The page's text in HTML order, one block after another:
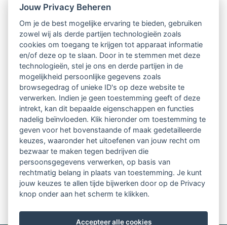
Nieuwsbrief
Ontvang 10 x per jaar de LVSC-
relatienieuwsbrief met o.a.:
vrij toegankelijke TsvB-artikelen
nieuws op het vlak van professioneel
begeleiden
informatie over LVSC-activiteiten
Aanmelden nieuwsbrief
Jouw Privacy Beheren
Om je de best mogelijke ervaring te bieden, gebruiken
zowel wij als derde partijen technologieën zoals
cookies om toegang te krijgen tot apparaat informatie
en/of deze op te slaan. Door in te stemmen met deze
technologieën, stel je ons en derde partijen in de
mogelijkheid persoonlijke gegevens zoals
browsegedrag of unieke ID's op deze website te
verwerken. Indien je geen toestemming geeft of deze
intrekt, kan dit bepaalde eigenschappen en functies
nadelig beïnvloeden. Klik hieronder om toestemming te
geven voor het bovenstaande of maak gedetailleerde
keuzes, waaronder het uitoefenen van jouw recht om
bezwaar te maken tegen bedrijven die
persoonsgegevens verwerken, op basis van
rechtmatig belang in plaats van toestemming. Je kunt
jouw keuzes te allen tijde bijwerken door op de Privacy
knop onder aan het scherm te klikken.
Accepteer alle cookies